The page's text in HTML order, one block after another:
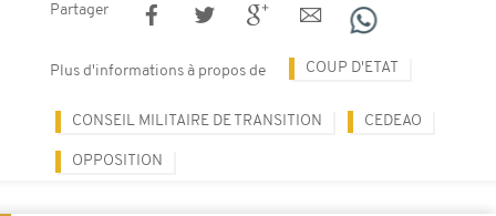
Partager
Plus d'informations à propos de COUP D'ETAT
CONSEIL MILITAIRE DE TRANSITION CEDEAO
OPPOSITION